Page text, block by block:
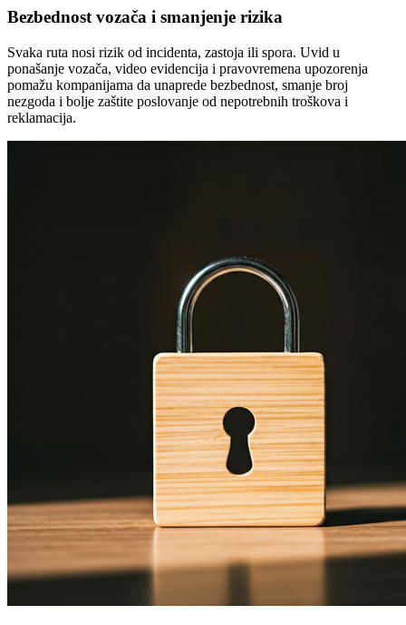
Bezbednost vozača i smanjenje rizika
Svaka ruta nosi rizik od incidenta, zastoja ili spora. Uvid u
ponašanje vozača, video evidencija i pravovremena upozorenja
pomažu kompanijama da unaprede bezbednost, smanje broj
nezgoda i bolje zaštite poslovanje od nepotrebnih troškova i
reklamacija.